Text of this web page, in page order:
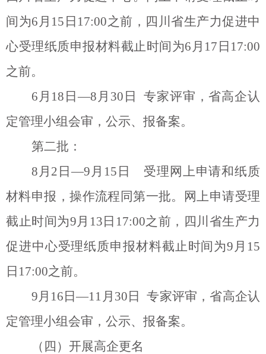
间为6 月 15 日 17:00之前，四川省生产力促进中
心受理纸质申报材料截止时间为6 月 17 日 17:00
之前。
6 月 18 日—8 月 30 日
专家评审，省高企认
定管理小组会审，公示、报备案。
第二批：
8 月 2 日—9 月 15 日
受理网上申请和纸质
材料申报，操作流程同第一批。网上申请受理
截止时间为9月 13 日 17:00之前，四川省生产力
促进中心受理纸质申报材料截止时间为9 月 15
日 17:00之前。
9月 16 日—11 月 30 日
专家评审，省高企认
定管理小组会审，公示、报备案。
（四）开展高企更名